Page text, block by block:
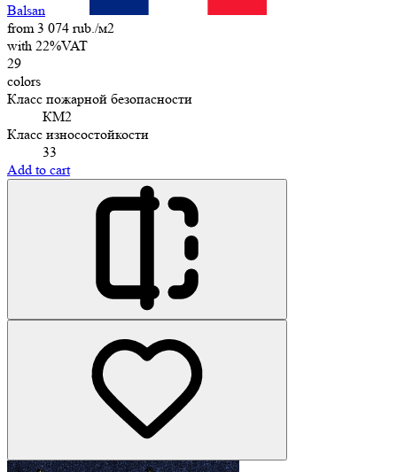
Balsan
from 3 074 rub./м2
with 22%VAT
29
colors
Класс пожарной безопасности
КМ2
Класс износостойкости
33
Add to cart